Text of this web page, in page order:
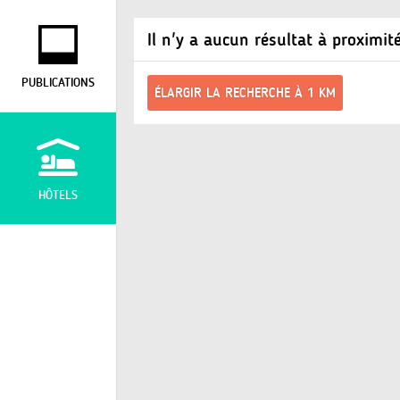
PUBLICATIONS
HÔTELS
Il n'y a aucun résultat à
ÉLARGIR LA RECHERCHE À 1 KM